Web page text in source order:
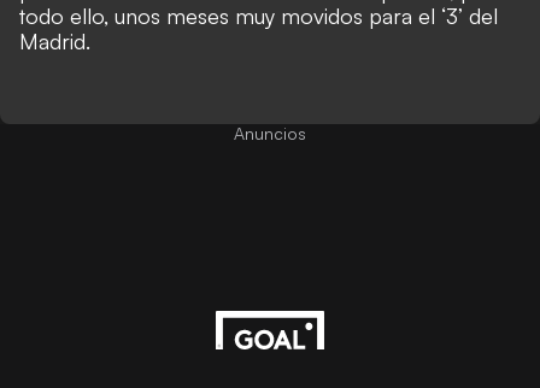
todo ello, unos meses muy movidos para el ‘3’ del
Madrid.
Anuncios